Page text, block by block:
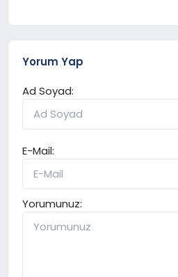
Yorum Yap
Ad Soyad:
E-Mail:
Yorumunuz: